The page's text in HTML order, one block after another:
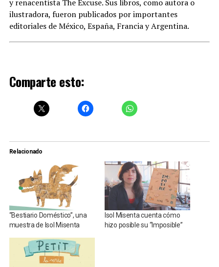
y renacentista The Excuse. Sus libros, como autora o
ilustradora, fueron publicados por importantes
editoriales de México, España, Francia y Argentina.
Comparte esto:
Relacionado
“Bestiario Doméstico”, una
muestra de Isol Misenta
Isol Misenta cuenta cómo
hizo posible su “Imposible”